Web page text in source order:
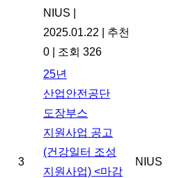
NIUS
2025.01.22
추천
0
조회 326
3
25년
산업안전공단
도장부스
지원사업 공고
(건강일터 조성
지원사업) <마감
NIUS